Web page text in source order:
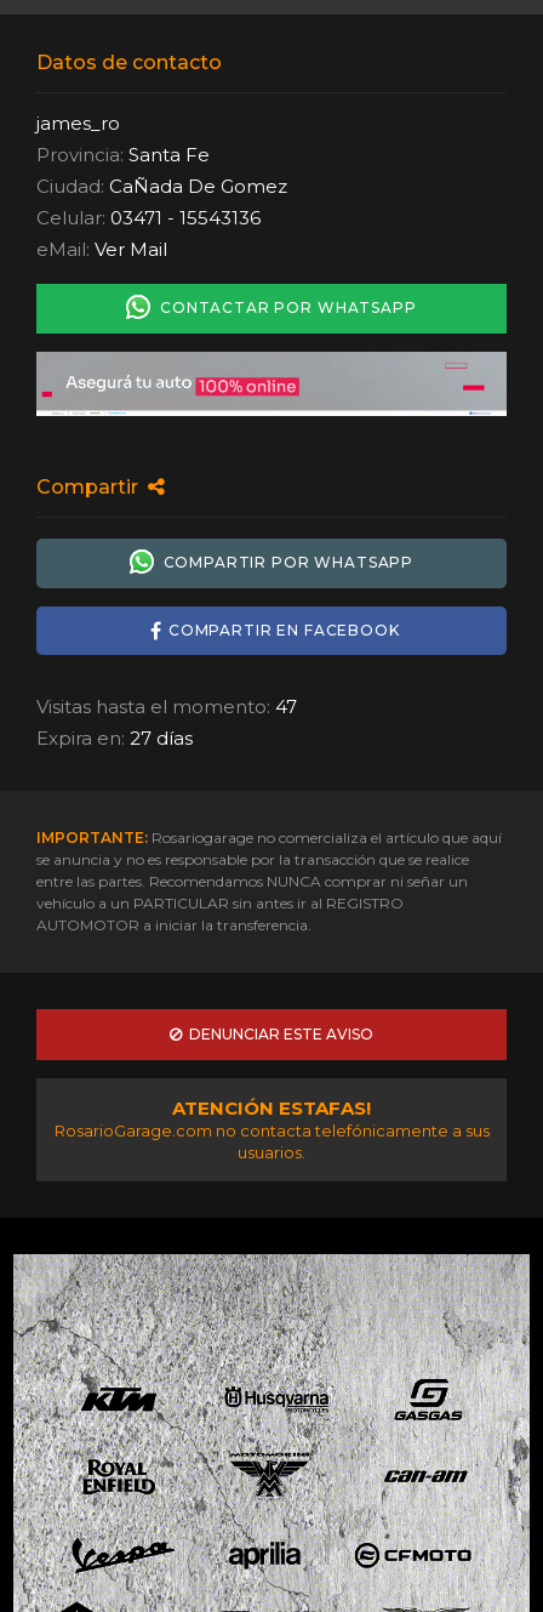
Datos de contacto
james_ro
Provincia: Santa Fe
Ciudad: CaÑada De Gomez
Celular: 03471 - 15543136
eMail: Ver Mail
CONTACTAR POR WHATSAPP
Compartir
COMPARTIR POR WHATSAPP
COMPARTIR EN FACEBOOK
Visitas hasta el momento: 47
Expira en: 27 días
IMPORTANTE: Rosariogarage no comercializa el artículo que aquí
se anuncia y no es responsable por la transacción que se realice
entre las partes. Recomendamos NUNCA comprar ni señar un
vehículo a un PARTICULAR sin antes ir al REGISTRO
AUTOMOTOR a iniciar la transferencia.
DENUNCIAR ESTE AVISO
ATENCIÓN ESTAFAS!
RosarioGarage.com no contacta telefónicamente a sus
usuarios.